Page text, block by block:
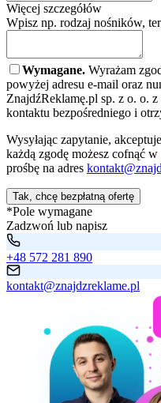
Więcej szczegółów
Wpisz np. rodzaj nośników,
Wymagane. Wyrażam
powyżej adresu e-mail oraz
ZnajdźReklamę.pl sp. z o. o.
kontaktu bezpośredniego i
Wysyłając zapytanie,
każdą zgodę możesz cofnąć
prośbę na adres
Tak, chcę bezpłatną ofertę
*Pole wymagane
Zadzwoń lub napisz
+48 572 281 890
kontakt@znajdzreklame.pl